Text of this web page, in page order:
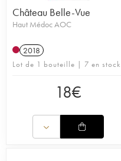
Château Belle-Vue
Haut Médoc AOC
2018
Lot de 1 bouteille | 7 en stock
18€